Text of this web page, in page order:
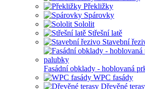
Překližky
Spárovky
Sololit
Střešní latě
Stavební
Fasádní obklady - hoblovaná
WPC fasády
Dřevěné